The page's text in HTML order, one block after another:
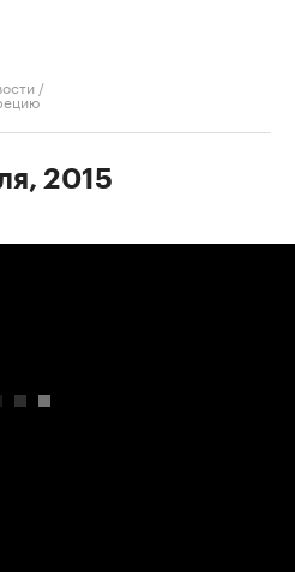
/
2015